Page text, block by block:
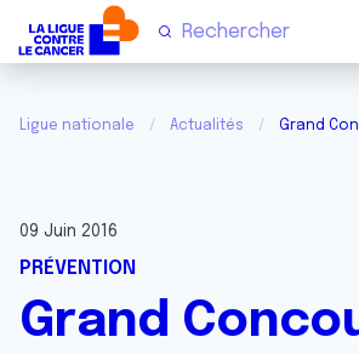
Ligue nationale Actualités Grand
09 Juin 2016
PRÉVENTION
Grand